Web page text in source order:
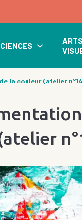
ARTS
la couleur (atelier